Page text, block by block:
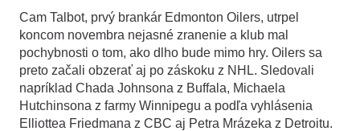
Cam Talbot, prvý brankár Edmonton Oilers, utrpel
koncom novembra nejasné zranenie a klub mal
pochybnosti o tom, ako dlho bude mimo hry. Oilers sa
preto začali obzerať aj po záskoku z NHL. Sledovali
napríklad Chada Johnsona z Buffala, Michaela
Hutchinsona z farmy Winnipegu a podľa vyhlásenia
Elliottea Friedmana z CBC aj Petra Mrázeka z Detroitu.